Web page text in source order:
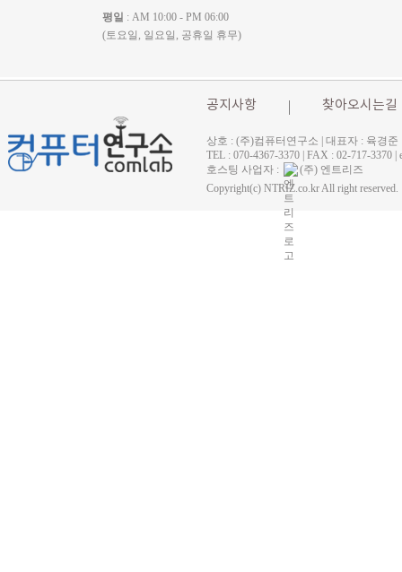
평일 : AM 10:00 - PM 06:00
(토요일, 일요일, 공휴일 휴무)
공지사항 찾아오시는길
상호 : (주)컴퓨터연구소 | 대표자 : 육경
TEL : 070-4367-3370 | FAX : 02-717-
호스팅 사업자 :
(주) 엔트리즈
Copyright(c) NTRIZ.co.kr All right reserved.